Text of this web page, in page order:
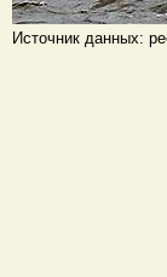
Источник данных: